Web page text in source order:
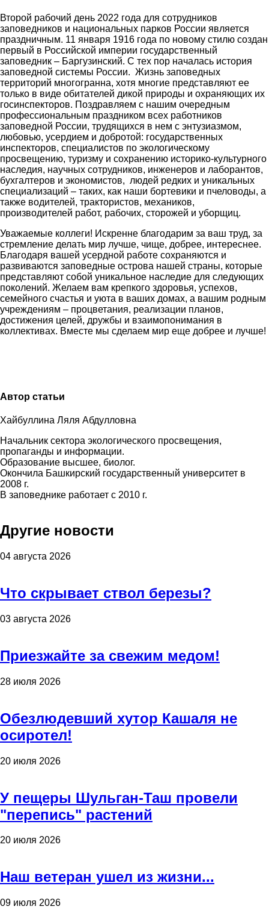
Второй рабочий день 2022 года для сотрудников
заповедников и национальных парков России является
праздничным. 11 января 1916 года по новому стилю создан
первый в Российской империи государственный
заповедник – Баргузинский. С тех пор началась история
заповедной системы России. Жизнь заповедных
территорий многогранна, хотя многие представляют ее
только в виде обитателей дикой природы и охраняющих их
госинспекторов. Поздравляем с нашим очередным
профессиональным праздником всех работников
заповедной России, трудящихся в нем с энтузиазмом,
любовью, усердием и добротой: государственных
инспекторов, специалистов по экологическому
просвещению, туризму и сохранению историко-культурного
наследия, научных сотрудников, инженеров и лаборантов,
бухгалтеров и экономистов, людей редких и уникальных
специализаций – таких, как наши бортевики и пчеловоды, а
также водителей, трактористов, механиков,
производителей работ, рабочих, сторожей и уборщиц.
Уважаемые коллеги! Искренне благодарим за ваш труд, за
стремление делать мир лучше, чище, добрее, интереснее.
Благодаря вашей усердной работе сохраняются и
развиваются заповедные острова нашей страны, которые
представляют собой уникальное наследие для следующих
поколений. Желаем вам крепкого здоровья, успехов,
семейного счастья и уюта в ваших домах, а вашим родным
учреждениям – процветания, реализации планов,
достижения целей, дружбы и взаимопонимания в
коллективах. Вместе мы сделаем мир еще добрее и лучше!
Автор статьи
Хайбуллина Ляля Абдулловна
Начальник сектора экологического просвещения,
пропаганды и информации.
Образование высшее, биолог.
Окончила Башкирский государственный университет в
2008 г.
В заповеднике работает с 2010 г.
Другие новости
04 августа 2026
Что скрывает ствол березы?
03 августа 2026
Приезжайте за свежим медом!
28 июля 2026
Обезлюдевший хутор Кашаля не
осиротел!
20 июля 2026
У пещеры Шульган-Таш провели
"перепись" растений
20 июля 2026
Наш ветеран ушел из жизни...
09 июля 2026